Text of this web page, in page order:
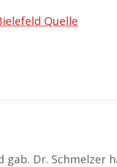
Quelle
Dr. Schmelzer